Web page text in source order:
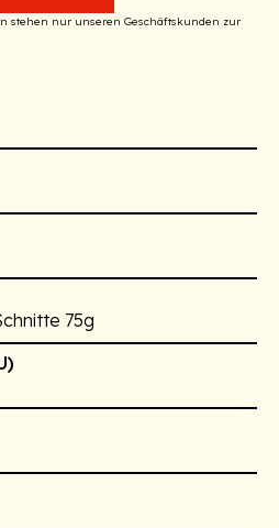
stehen nur unseren Geschäftskunden zur
75g